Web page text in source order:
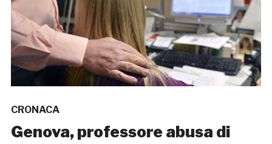
CRONACA
Genova, professore abusa di